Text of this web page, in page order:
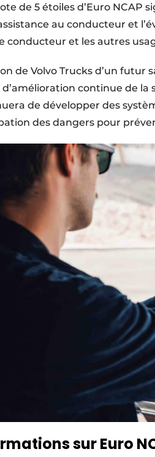
de 5 étoiles d’Euro NCAP
au conducteur et
conducteur et les autres
de Volvo Trucks d’un futur
continue de la
de développer des
des dangers pour
sur Euro